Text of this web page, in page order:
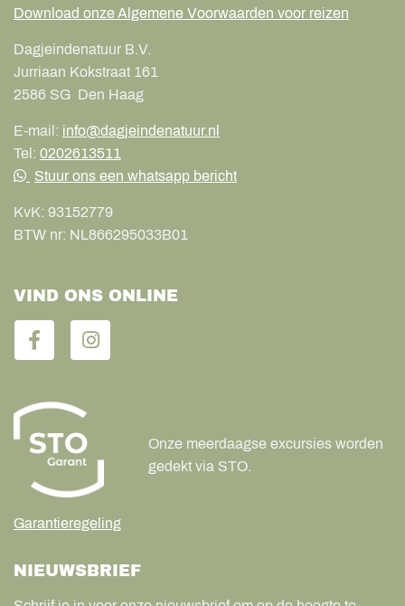
Download onze Algemene Voorwaarden voor reizen
Dagjeindenatuur B.V.
Jurriaan Kokstraat 161
2586 SG Den Haag
E-mail: info@dagjeindenatuur.nl
Tel: 0202613511
Stuur ons een whatsapp bericht
KvK: 93152779
BTW nr: NL866295033B01
VIND ONS ONLINE
Garantieregeling
Onze meerdaagse excursies worden
gedekt via STO.
NIEUWSBRIEF